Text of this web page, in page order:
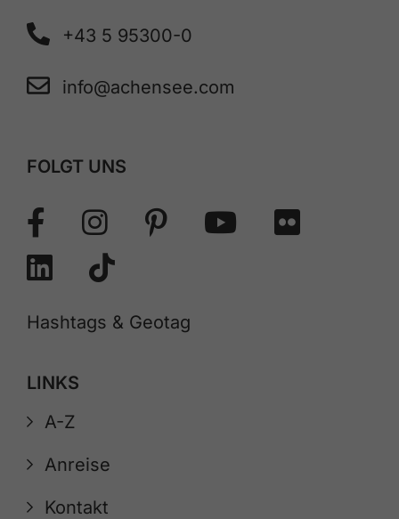
+43 5 95300-0
info@achensee.com
FOLGT UNS
Hashtags & Geotag
LINKS
A-Z
Anreise
Kontakt